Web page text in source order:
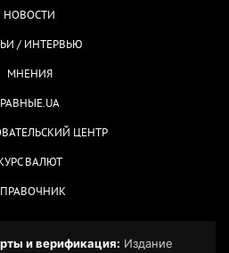
НОВОСТИ
/ ИНТЕРВЬЮ
МНЕНИЯ
РАВНЫЕ.UA
ЦЕНТР
ВАЛЮТ
и верификация: Издание